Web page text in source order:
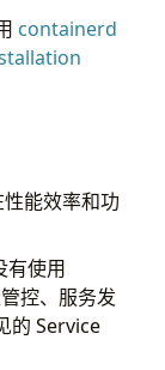
PodIP 等
containerd
能效率和功
有使用
控、服务发
的 Service